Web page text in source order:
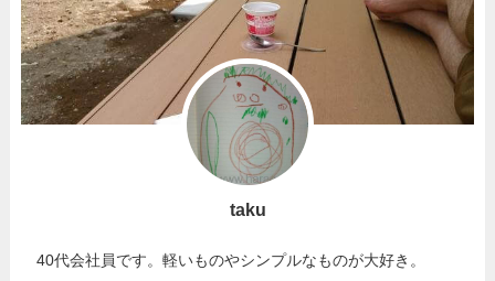
taku
40代会社員です。軽いものやシンプルなものが大好き。